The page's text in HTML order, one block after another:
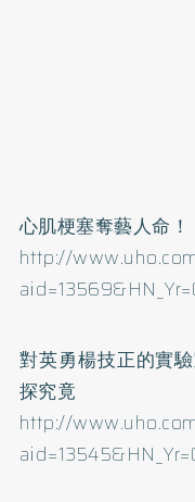
心肌梗塞奪藝人命
http://
對英勇楊技正的實
探究竟
http://